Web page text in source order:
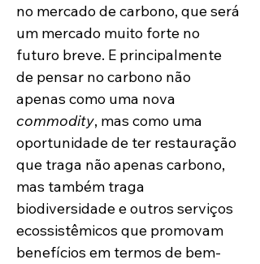
no mercado de carbono, que será
um mercado muito forte no
futuro breve. E principalmente
de pensar no carbono não
apenas como uma nova
commodity, mas como uma
oportunidade de ter restauração
que traga não apenas carbono,
mas também traga
biodiversidade e outros serviços
ecossistêmicos que promovam
benefícios em termos de bem-